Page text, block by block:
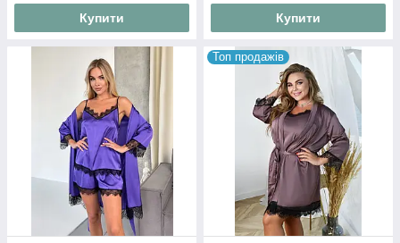
Купити Купити
Топ продажів